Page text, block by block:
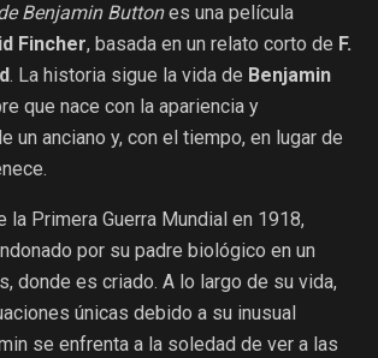
Benjamin Buttones una película
Fincher, basada en un relato corto de F.
. La historia sigue la vida de Benjamin
que nace con la apariencia y
un anciano y, con el tiempo, en lugar de
la Primera Guerra Mundial en 1918,
por su padre biológico en un
donde es criado. A lo largo de su vida,
únicas debido a su inusual
se enfrenta a la soledad de ver a las